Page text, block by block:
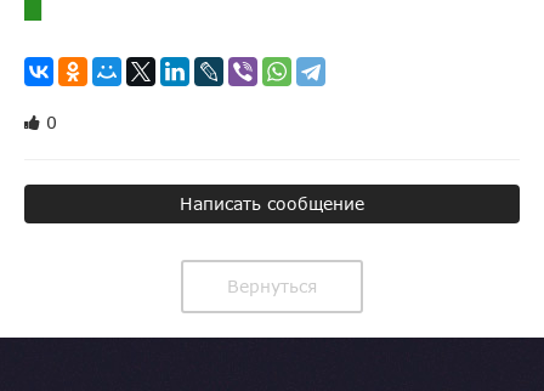
0
Написать сообщение
Вернуться